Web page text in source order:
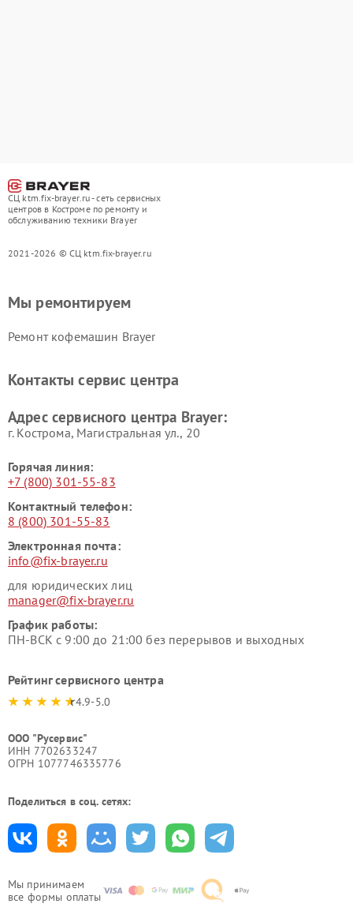
СЦ ktm.fix-brayer.ru - сеть сервисных
центров в Костроме по ремонту и
обслуживанию техники Brayer
2021-2026 © СЦ ktm.fix-brayer.ru
Мы принимаем
все формы оплаты
Мы ремонтируем
Ремонт кофемашин Brayer
Контакты сервис центра
Адрес сервисного центра Brayer:
г. Кострома, Магистральная ул., 20
Горячая линия:
+7 (800) 301-55-83
Контактный телефон:
8 (800) 301-55-83
Электронная почта:
info@fix-brayer.ru
для юридических лиц
manager@fix-brayer.ru
График работы:
ПН-ВСК с 9:00 до 21:00 без перерывов и выходных
Рейтинг сервисного центра
4.9-5.0
ООО "Русервис"
ИНН 7702633247
ОГРН 1077746335776
Поделиться в соц. сетях: